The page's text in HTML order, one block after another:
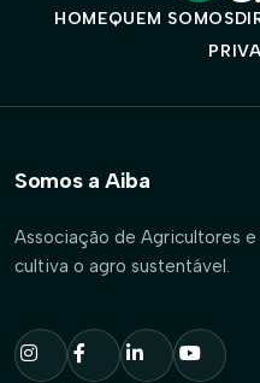
HOMEQUEM SOMOS
Somos a Aiba
Associação de Agricultores
cultiva o agro sustentável.